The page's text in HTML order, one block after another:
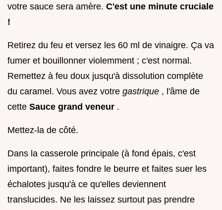
votre sauce sera amère. C'est une minute cruciale
!
Retirez du feu et versez les 60 ml de vinaigre. Ça va
fumer et bouillonner violemment ; c'est normal.
Remettez à feu doux jusqu'à dissolution complète
du caramel. Vous avez votre gastrique , l'âme de
cette Sauce grand veneur .
Mettez-la de côté.
Dans la casserole principale (à fond épais, c'est
important), faites fondre le beurre et faites suer les
échalotes jusqu'à ce qu'elles deviennent
translucides. Ne les laissez surtout pas prendre